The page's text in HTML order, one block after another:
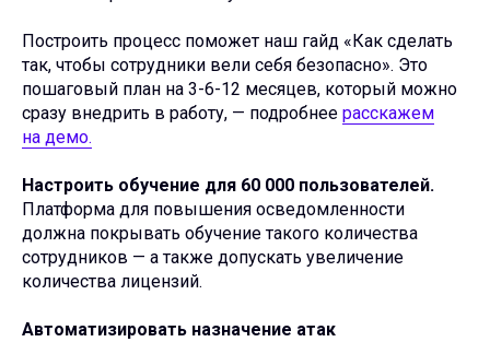
Построить процесс поможет наш гайд «Как сделать
так, чтобы сотрудники вели себя безопасно». Это
пошаговый план на 3-6-12 месяцев, который можно
сразу внедрить в работу, — подробнее расскажем
на демо.
Настроить обучение для 60 000 пользователей.
Платформа для повышения осведомленности
должна покрывать обучение такого количества
сотрудников — а также допускать увеличение
количества лицензий.
Автоматизировать назначение атак